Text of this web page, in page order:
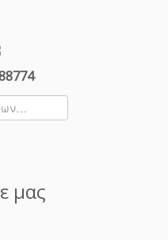
μας